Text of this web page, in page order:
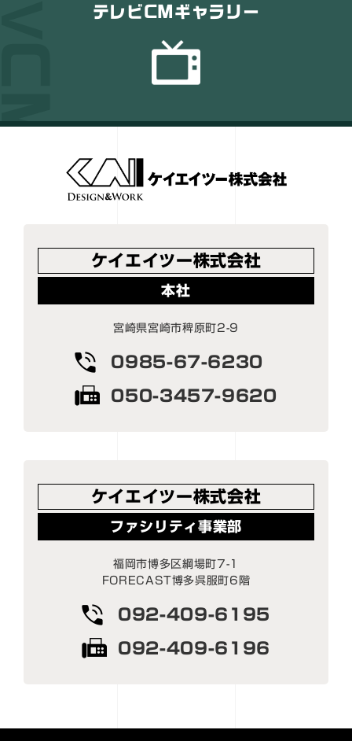
テレビCMギャラリー
ケイエイツー株式会社
本社
宮崎県宮崎市稗原町2-9
0985-67-6230
050-3457-9620
ケイエイツー株式会社
ファシリティ事業部
福岡市博多区綱場町7-1
FORECAST博多呉服町6階
092-409-6195
092-409-6196